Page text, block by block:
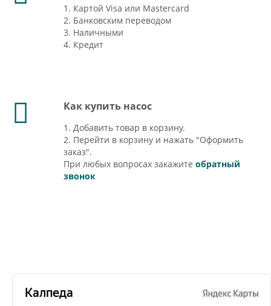
1. Картой Visa или Mastercard
2. Банковским переводом
3. Наличными
4. Кредит
Как купить насос
1. Добавить товар в корзину.
2. Перейти в корзину и нажать "Оформить
заказ".
При любых вопросах закажите обратный
звонок